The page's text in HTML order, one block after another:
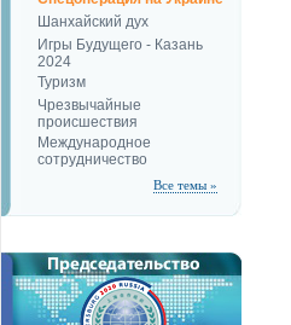
Шанхайский дух
Игры Будущего - Казань
2024
Туризм
Чрезвычайные
происшествия
Международное
сотрудничество
Все темы »